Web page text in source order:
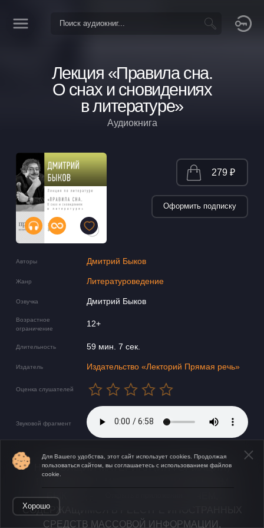
Лекция «Правила сна.
О снах и сновидениях
в литературе»
Аудиокнига
Авторы Дмитрий Быков
Жанр Литературоведение
Озвучка Дмитрий Быков
Возрастное
ограничение
12+
Длительность 59 мин. 7 сек.
Издатель Издательство «Лекторий Прямая речь»
Оценка слушателей
Звуковой фрагмент
279 ₽
Оформить подписку
​​​​​НАСТОЯЩИЙ МАТЕРИАЛ (ИНФОРМАЦИЯ)
БЫКОВЫМ ДМИТРИЕМ ЛЬВОВИЧЕМ,
СОДЕРЖАЩИМСЯ В РЕЕСТРЕ ИНОСТРАННЫХ
СРЕДСТВ МАССОВОЙ ИНФОРМАЦИИ,
Для Вашего удобства, этот сайт использует cookies. Продолжая
пользоваться сайтом, вы соглашаетесь с использованием файлов
cookie.
Хорошо